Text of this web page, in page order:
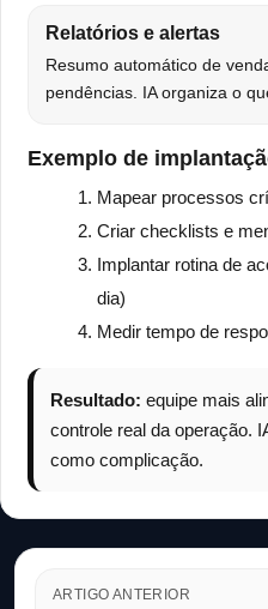
Relatórios e alertas
Resumo automático de
pendências. IA organiza o
Exemplo de
Mapear processos
Criar checklists e
Implantar rotina de
dia)
Medir tempo de
Resultado: equipe mais
controle real da operação.
como complicação.
ARTIGO ANTERIOR